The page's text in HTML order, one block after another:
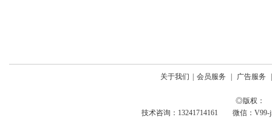
关于我们 会员服务 广告服务
◎版权：
技术咨询：13241714161 微信：V99-